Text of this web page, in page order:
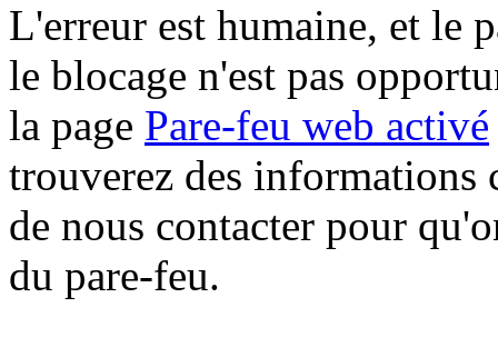
L'erreur est humaine, et le
le blocage n'est pas
la page Pare-feu web activé
trouverez des informations
de nous contacter pour
du pare-feu.